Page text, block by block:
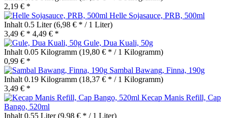
2,19 € *
Helle Sojasauce, PRB, 500ml
Inhalt 0.5 Liter(6,98 € * / 1 Liter)
3,49 € * 4,49 € *
Gule, Dua Kuali, 50g
Inhalt 0.05 Kilogramm (19,80 € * / 1 Kilogramm)
0,99 € *
Sambal Bawang, Finna, 190g
Inhalt 0.19 Kilogramm (18,37 € * / 1 Kilogramm)
3,49 € *
Kecap Manis Refill, Cap
Bango, 520ml
Inhalt 0.55 Liter(9,98 € * / 1 Liter)